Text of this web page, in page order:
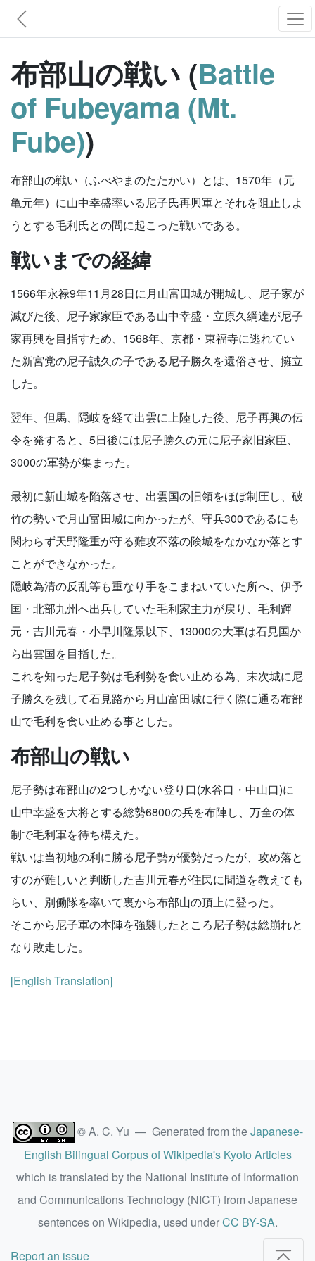
布部山の戦い (Battle
of Fubeyama (Mt.
Fube))
布部山の戦い（ふべやまのたたかい）とは、1570年（元
亀元年）に山中幸盛率いる尼子氏再興軍とそれを阻止しよ
うとする毛利氏との間に起こった戦いである。
戦いまでの経緯
1566年永禄9年11月28日に月山富田城が開城し、尼子家が
滅びた後、尼子家家臣である山中幸盛・立原久綱達が尼子
家再興を目指すため、1568年、京都・東福寺に逃れてい
た新宮党の尼子誠久の子である尼子勝久を還俗させ、擁立
した。
翌年、但馬、隠岐を経て出雲に上陸した後、尼子再興の伝
令を発すると、5日後には尼子勝久の元に尼子家旧家臣、
3000の軍勢が集まった。
最初に新山城を陥落させ、出雲国の旧領をほぼ制圧し、破
竹の勢いで月山富田城に向かったが、守兵300であるにも
関わらず天野隆重が守る難攻不落の険城をなかなか落とす
ことができなかった。
隠岐為清の反乱等も重なり手をこまねいていた所へ、伊予
国・北部九州へ出兵していた毛利家主力が戻り、毛利輝
元・吉川元春・小早川隆景以下、13000の大軍は石見国か
ら出雲国を目指した。
これを知った尼子勢は毛利勢を食い止める為、末次城に尼
子勝久を残して石見路から月山富田城に行く際に通る布部
山で毛利を食い止める事とした。
布部山の戦い
尼子勢は布部山の2つしかない登り口(水谷口・中山口)に
山中幸盛を大将とする総勢6800の兵を布陣し、万全の体
制で毛利軍を待ち構えた。
戦いは当初地の利に勝る尼子勢が優勢だったが、攻め落と
すのが難しいと判断した吉川元春が住民に間道を教えても
らい、別働隊を率いて裏から布部山の頂上に登った。
そこから尼子軍の本陣を強襲したところ尼子勢は総崩れと
なり敗走した。
[English Translation]
© A. C. Yu — Generated from theJapanese-
English Bilingual Corpus of Wikipedia's Kyoto Articles
which is translated by the National Institute of Information
and Communications Technology (NICT) from Japanese
sentences on Wikipedia, used underCC BY-SA.
Report an issue